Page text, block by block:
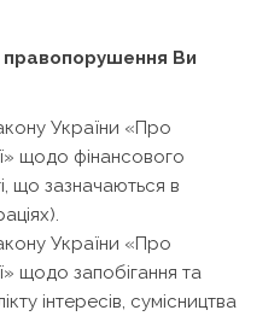
правопорушення Ви
України «Про
щодо фінансового
що зазначаються в
України «Про
щодо запобігання та
інтересів, сумісництва